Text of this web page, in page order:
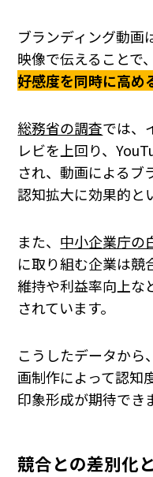
ブランディング動画
映像で伝えることで
好感度を同時に高め
総務省の調査では、
レビを上回り、
され、動画によるブ
認知拡大に効果的と
また、 中小企業庁の
に取り組む企業は競
維持や利益率向上な
されています。
こうしたデータから
画制作によって認知
印象形成が期待でき
競合との差別化